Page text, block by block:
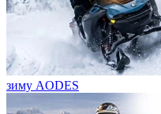
зиму AODES